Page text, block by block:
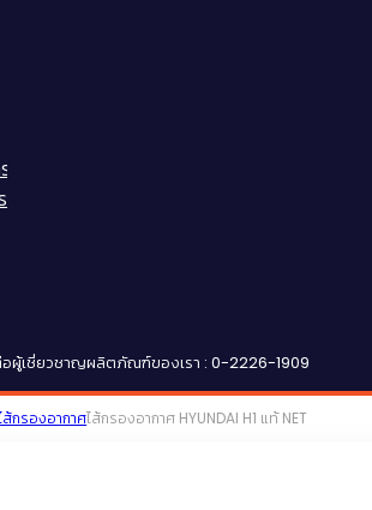
ผู้เชี่ยวชาญผลิตภัณฑ์ของเรา : 0-2226-1909
ส้กรองอากาศไส้กรองอากาศ HYUNDAI H1 แท้ NET